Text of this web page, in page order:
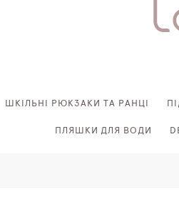
ШКІЛЬНІ РЮКЗАКИ ТА РАНЦІ
ПЛЯШКИ ДЛЯ ВОДИ